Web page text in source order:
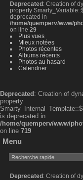
Deprecated : Creation of
property
deprecated in
/home/quemperv/www/
on line 29
Plus vues
Mieux notées
Photos récentes
Albums récents
Photos au hasard
Calendrier
Deprecated : Creation of
property
is deprecated in
/home/quemperv/www/
on line 719
Menu
Deprecated : Creation of